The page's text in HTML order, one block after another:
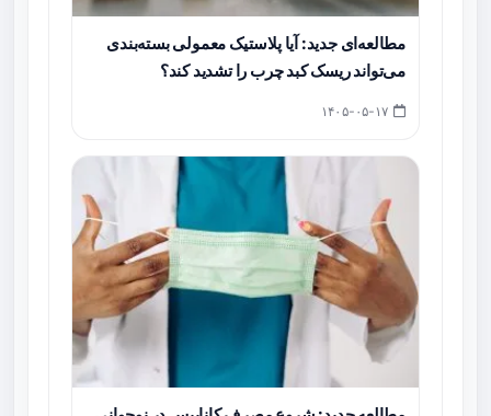
مطالعه‌ای جدید: آیا پلاستیک معمولی بسته‌بندی
می‌تواند ریسک کبد چرب را تشدید کند؟